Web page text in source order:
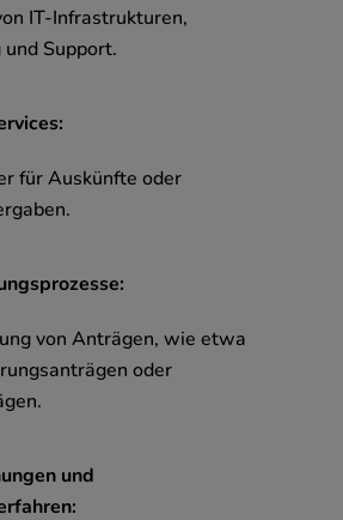
IT-Infrastrukturen,
Support.
für Auskünfte oder
von Anträgen, wie etwa
oder
und